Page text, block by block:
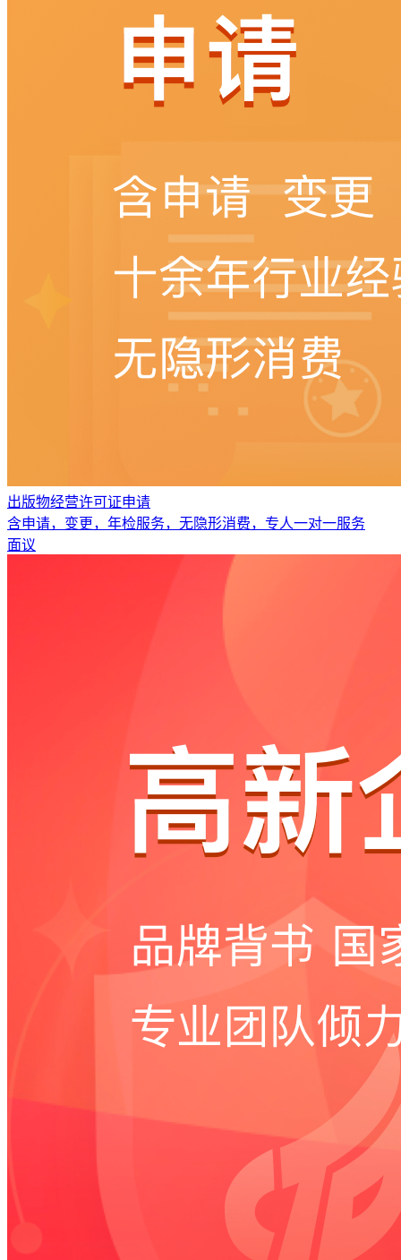
出版物经营许可证申请
含申请，变更，年检服务，无隐形消费，专人一对一服务
面议